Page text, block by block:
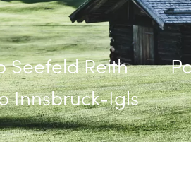
Seefeld Reith
Innsbruck-Igls